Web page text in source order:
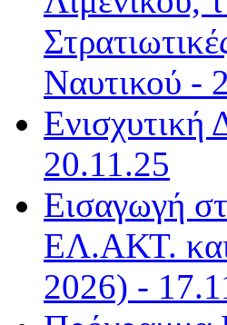
Ναυτικού -
20.11.25
Εισαγωγή
ΕΛ.ΑΚΤ.
2026) -